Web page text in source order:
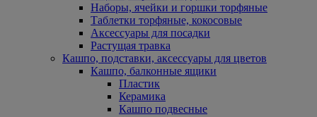
Наборы, ячейки и горшки торфяные
Таблетки торфяные, кокосовые
Аксессуары для посадки
Растущая травка
Кашпо, подставки, аксессуары для цветов
Кашпо, балконные ящики
Пластик
Керамика
Кашпо подвесные